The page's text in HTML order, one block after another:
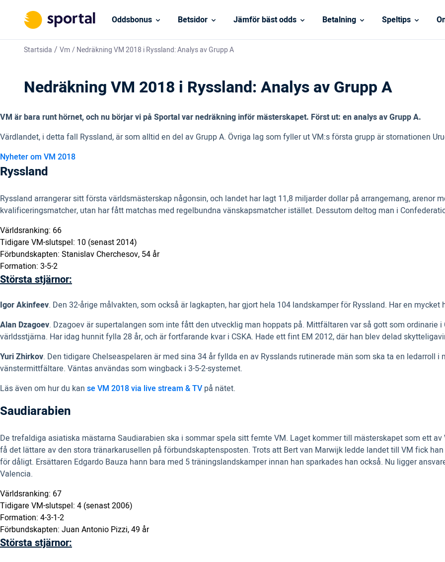
Oddsbonus Betsidor Jämför bäst odds Betalning Speltips
Startsida / Vm/Nedräkning VM 2018 i Ryssland: Analys av Grupp A
Nedräkning VM 2018 i Ryssland: Analys av Grupp A
VM är bara runt hörnet, och nu börjar vi på Sportal var nedräkning inför mästerskapet. Först ut: en analys av Grupp A.
Värdlandet, i detta fall Ryssland, är som alltid en del av Grupp A. Övriga lag som fyller ut VM:s första grupp är stornationen
Nyheter om VM 2018
Ryssland
Ryssland arrangerar sitt första världsmästerskap någonsin, och landet har lagt 11,8 miljarder dollar på arrangemang, arenor
kvalificeringsmatcher, utan har fått matchas med regelbundna vänskapsmatcher istället. Dessutom deltog man i
Världsranking: 66
Tidigare VM-slutspel: 10 (senast 2014)
Förbundskapten: Stanislav Cherchesov, 54 år
Formation: 3-5-2
Största stjärnor:
Igor Akinfeev. Den 32-årige målvakten, som också är lagkapten, har gjort hela 104 landskamper för Ryssland. Har en
Alan Dzagoev. Dzagoev är supertalangen som inte fått den utvecklig man hoppats på. Mittfältaren var så gott som ordinarie
världsstjärna. Har idag hunnit fylla 28 år, och är fortfarande kvar i CSKA. Hade ett fint EM 2012, där han blev delad
Yuri Zhirkov. Den tidigare Chelseaspelaren är med sina 34 år fyllda en av Rysslands rutinerade män som ska ta en ledarroll
vänstermittfältare. Väntas användas som wingback i 3-5-2-systemet.
Läs även om hur du kan se VM 2018 via live stream & TV på nätet.
Saudiarabien
De trefaldiga asiatiska mästarna Saudiarabien ska i sommar spela sitt femte VM. Laget kommer till mästerskapet som ett
få det lättare av den stora tränarkarusellen på förbundskaptensposten. Trots att Bert van Marwijk ledde landet till VM fick
för dåligt. Ersättaren Edgardo Bauza hann bara med 5 träningslandskamper innan han sparkades han också. Nu ligger
Valencia.
Världsranking: 67
Tidigare VM-slutspel: 4 (senast 2006)
Formation: 4-3-1-2
Förbundskapten: Juan Antonio Pizzi, 49 år
Största stjärnor: